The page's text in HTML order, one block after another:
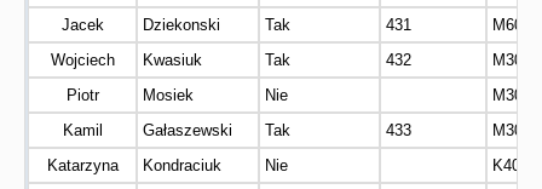
Jacek
Dziekonski Tak 431
M60
Wojciech
Kwasiuk Tak 432
M30
Piotr
Mosiek Nie
M30
Kamil
Gałaszewski Tak 433
M30
Katarzyna
Kondraciuk Nie
K40